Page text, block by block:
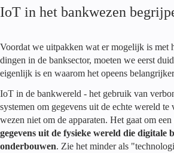
IoT in het bankwezen
Voordat we uitpakken wat er mogelijk is met
dingen in de banksector, moeten we eerst
eigenlijk is en waarom het opeens
IoT in de bankwereld - het gebruik van
systemen om gegevens uit de echte wereld te
wezen niet om de apparaten. Het gaat om
gegevens uit de fysieke wereld die digitale
onderbouwen. Zie het minder als